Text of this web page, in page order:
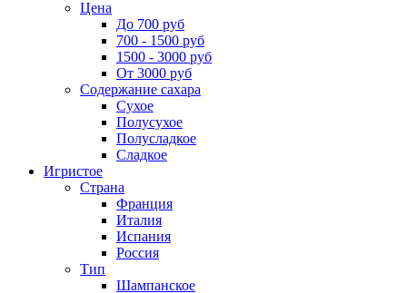
Цена
До 700 руб
700 - 1500 руб
1500 - 3000 руб
От 3000 руб
Содержание сахара
Сухое
Полусухое
Полусладкое
Сладкое
Игристое
Страна
Франция
Италия
Испания
Россия
Тип
Шампанское